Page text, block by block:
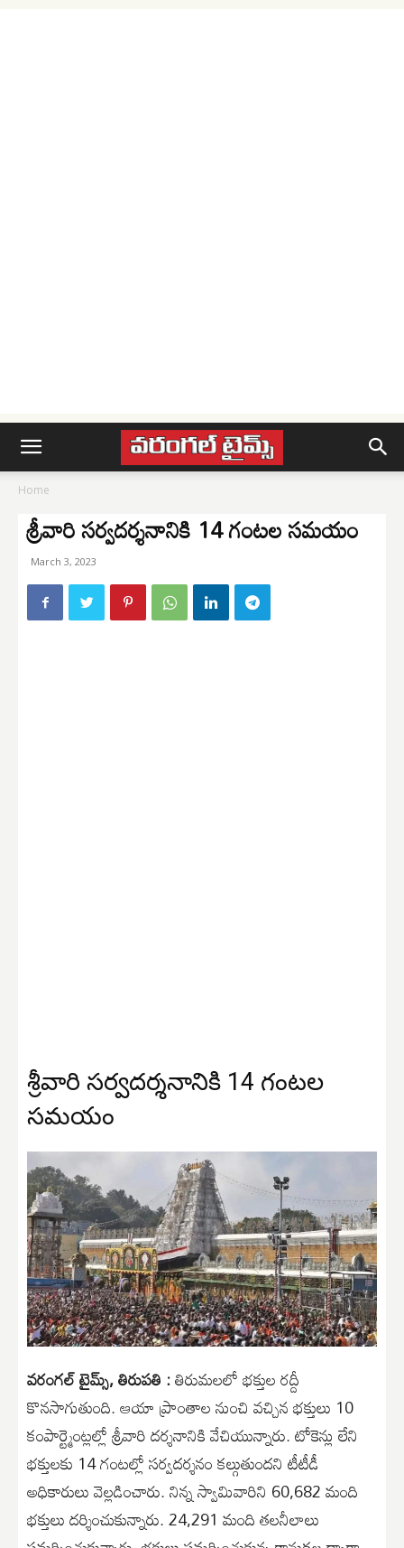
Home
శ్రీవారి సర్వదర్శనానికి 14 గంటల సమయం
March 3, 2023
శ్రీవారి సర్వదర్శనానికి 14 గంటల
సమయం
వరంగల్ టైమ్స్, తిరుపతి :తిరుమలలో భక్తుల రద్దీ
కొనసాగుతుంది. ఆయా ప్రాంతాల నుంచి వచ్చిన భక్తులు 10
కంపార్ట్మెంట్లల్లో శ్రీవారి దర్శనానికి వేచియున్నారు. టోకెన్లు లేని
భక్తులకు 14 గంటల్లో సర్వదర్శనం కల్గుతుందని టీటీడీ
అధికారులు వెల్లడించారు. నిన్న స్వామివారిని 60,682 మంది
భక్తులు దర్శించుకున్నారు. 24,291 మంది తలనీలాలు